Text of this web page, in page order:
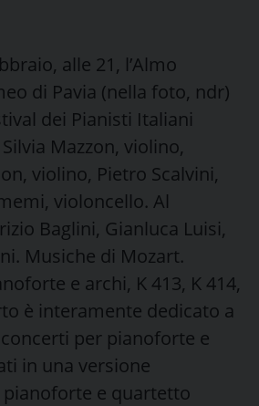
alle 21, l’Almo
di Pavia (nella foto, ndr)
dei Pianisti Italiani
Mazzon, violino,
violino, Pietro Scalvini,
violoncello. Al
Baglini, Gianluca Luisi,
Musiche di Mozart.
e archi, K 413, K 414,
è interamente dedicato a
per pianoforte e
in una versione
e quartetto